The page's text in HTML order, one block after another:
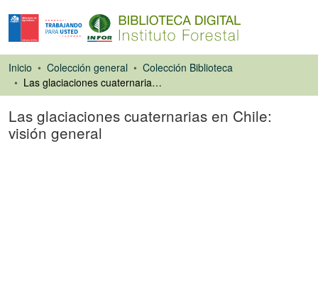
Inicio Colección general
Colección Biblioteca
Las glaciaciones cuaternarias en Chile: visión general
Las glaciaciones cuaternarias en Chile:
visión general